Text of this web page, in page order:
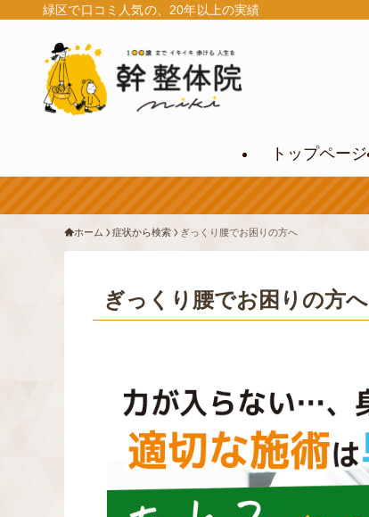
緑区で口コミ人気の、20年以上の実績
トップページ
ホーム 症状から検索 ぎっくり腰でお困りの方へ
ぎっくり腰でお困りの方へ